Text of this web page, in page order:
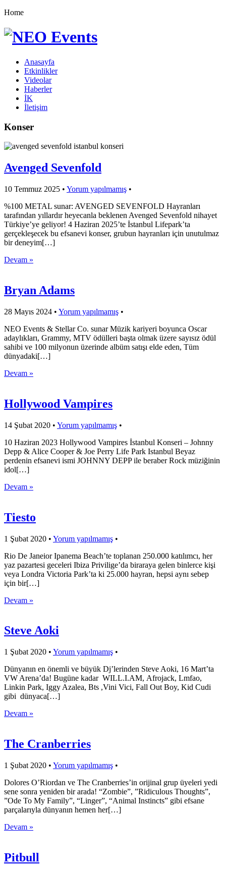
Home
Anasayfa
Etkinlikler
Videolar
Haberler
İK
İletişim
Konser
Avenged Sevenfold
10 Temmuz 2025 • Yorum yapılmamış •
%100 METAL sunar: AVENGED SEVENFOLD Hayranları
tarafından yıllardır heyecanla beklenen Avenged Sevenfold nihayet
Türkiye’ye geliyor! 4 Haziran 2025’te İstanbul Lifepark’ta
gerçekleşecek bu efsanevi konser, grubun hayranları için unutulmaz
bir deneyim[…]
Devam »
Bryan Adams
28 Mayıs 2024 • Yorum yapılmamış •
NEO Events & Stellar Co. sunar Müzik kariyeri boyunca Oscar
adaylıkları, Grammy, MTV ödülleri başta olmak üzere sayısız ödül
sahibi ve 100 milyonun üzerinde albüm satışı elde eden, Tüm
dünyadaki[…]
Devam »
Hollywood Vampires
14 Şubat 2020 • Yorum yapılmamış •
10 Haziran 2023 Hollywood Vampires İstanbul Konseri – Johnny
Depp & Alice Cooper & Joe Perry Life Park Istanbul Beyaz
perdenin efsanevi ismi JOHNNY DEPP ile beraber Rock müziğinin
idol[…]
Devam »
Tiesto
1 Şubat 2020 • Yorum yapılmamış •
Rio De Janeior Ipanema Beach’te toplanan 250.000 katılımcı, her
yaz pazartesi geceleri Ibiza Privilige’da biraraya gelen binlerce kişi
veya Londra Victoria Park’ta ki 25.000 hayran, hepsi aynı sebep
için bir[…]
Devam »
Steve Aoki
1 Şubat 2020 • Yorum yapılmamış •
Dünyanın en önemli ve büyük Dj’lerinden Steve Aoki, 16 Mart’ta
VW Arena’da! Bugüne kadar WILL.I.AM, Afrojack, Lmfao,
Linkin Park, Iggy Azalea, Bts ,Vini Vici, Fall Out Boy, Kid Cudi
gibi dünyaca[…]
Devam »
The Cranberries
1 Şubat 2020 • Yorum yapılmamış •
Dolores O’Riordan ve The Cranberries’in orijinal grup üyeleri yedi
sene sonra yeniden bir arada! “Zombie”, ”Ridiculous Thoughts”,
”Ode To My Family”, “Linger”, “Animal Instincts” gibi efsane
parçalarıyla dünyanın hemen her[…]
Devam »
Pitbull